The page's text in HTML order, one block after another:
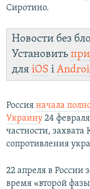
Сиротино.
Новости без
Установить
для iOS і
Россия начала
Украину 24
частности, захвата
сопротивления
22 апреля в России
время «второй